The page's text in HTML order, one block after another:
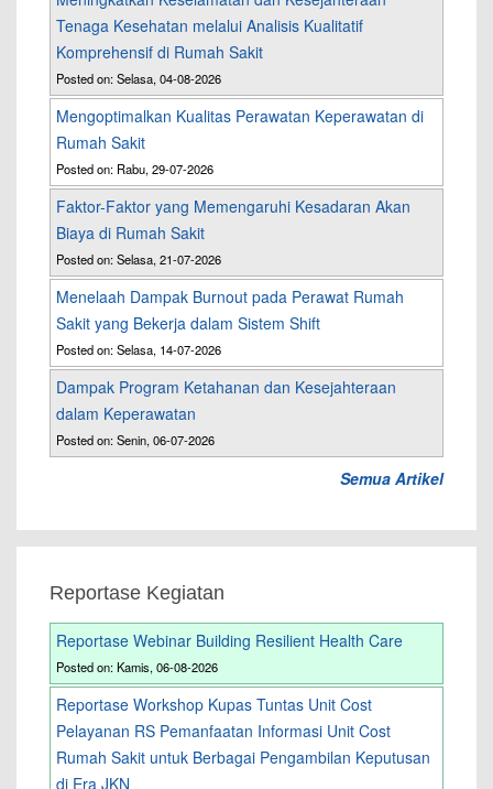
Tenaga Kesehatan melalui Analisis Kualitatif
Komprehensif di Rumah Sakit
Posted on: Selasa, 04-08-2026
Mengoptimalkan Kualitas Perawatan Keperawatan di
Rumah Sakit
Posted on: Rabu, 29-07-2026
Faktor-Faktor yang Memengaruhi Kesadaran Akan
Biaya di Rumah Sakit
Posted on: Selasa, 21-07-2026
Menelaah Dampak Burnout pada Perawat Rumah
Sakit yang Bekerja dalam Sistem Shift
Posted on: Selasa, 14-07-2026
Dampak Program Ketahanan dan Kesejahteraan
dalam Keperawatan
Posted on: Senin, 06-07-2026
Semua Artikel
Reportase Kegiatan
Reportase Webinar Building Resilient Health Care
Posted on: Kamis, 06-08-2026
Reportase Workshop Kupas Tuntas Unit Cost
Pelayanan RS Pemanfaatan Informasi Unit Cost
Rumah Sakit untuk Berbagai Pengambilan Keputusan
di Era JKN